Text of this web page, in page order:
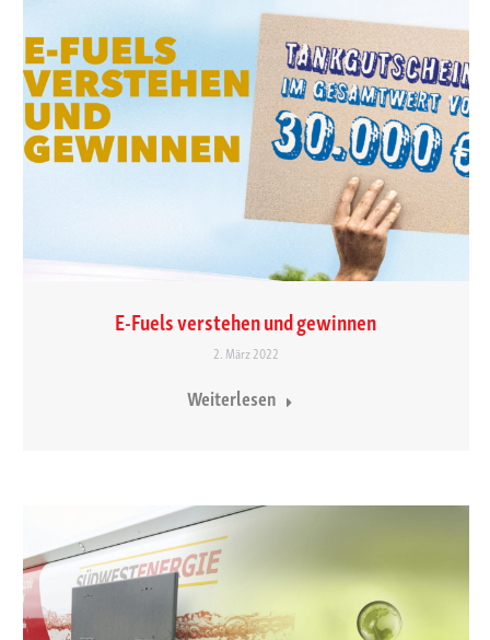
E-Fuels verstehen und gewinnen
2. März 2022
Weiterlesen